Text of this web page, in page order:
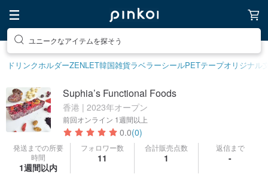
ユニークなアイテムを探そう
ドリンクホルダーZENLET韓国雑貨ラベラーシールPETテープオリジナル
Suphia’s Functional Foods
香港 | 2023年オープン
前回オンライン 1週間以上
0.0(0)
発送までの所要
時間
1週間以内
フォロワー数
11
合計販売点数
1
返信まで
-